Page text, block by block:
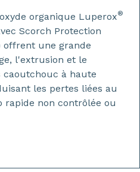
organique Luperox®
Scorch Protection
offrent une grande
l'extrusion et le
à haute
les pertes liées au
non contrôlée ou